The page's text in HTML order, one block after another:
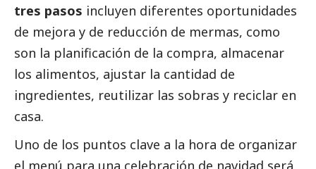
tres pasos incluyen diferentes oportunidades
de mejora y de reducción de mermas, como
son la planificación de la compra, almacenar
los alimentos, ajustar la cantidad de
ingredientes, reutilizar las sobras y reciclar en
casa.
Uno de los puntos clave a la hora de organizar